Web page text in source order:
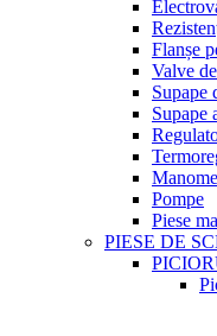
Flanșe
Valve
Supape
Supape
Pompe
Piese
PIESE DE